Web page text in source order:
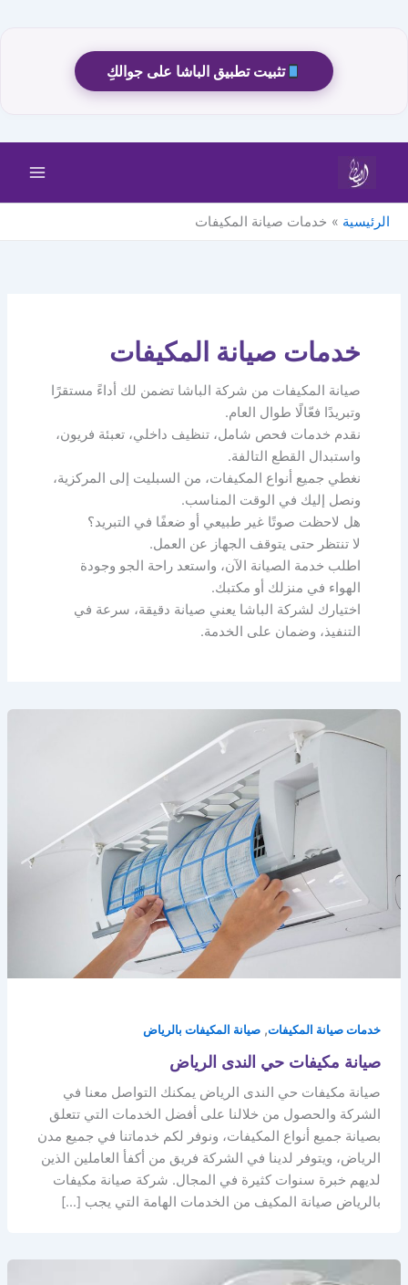
تثبيت تطبيق الباشا على جوالكِ
الرئيسية
خدمات صيانة المكيفات
خدمات صيانة المكيفات
صيانة المكيفات من شركة الباشا تضمن لك أداءً مستقرًا
وتبريدًا فعّالًا طوال العام.
نقدم خدمات فحص شامل، تنظيف داخلي، تعبئة فريون،
واستبدال القطع التالفة.
نغطي جميع أنواع المكيفات، من السبليت إلى المركزية،
ونصل إليك في الوقت المناسب.
هل لاحظت صوتًا غير طبيعي أو ضعفًا في التبريد؟
لا تنتظر حتى يتوقف الجهاز عن العمل.
اطلب خدمة الصيانة الآن، واستعد راحة الجو وجودة
الهواء في منزلك أو مكتبك.
اختيارك لشركة الباشا يعني صيانة دقيقة، سرعة في
التنفيذ، وضمان على الخدمة.
خدمات صيانة المكيفات, صيانة المكيفات بالرياض
صيانة مكيفات حي الندى الرياض
صيانة مكيفات حي الندى الرياض يمكنك التواصل معنا في
الشركة والحصول من خلالنا على أفضل الخدمات التي تتعلق
بصيانة جميع أنواع المكيفات، ونوفر لكم خدماتنا في جميع مدن
الرياض، ويتوفر لدينا في الشركة فريق من أكفأ العاملين الذين
لديهم خبرة سنوات كثيرة في المجال. شركة صيانة مكيفات
بالرياض صيانة المكيف من الخدمات الهامة التي يجب […]